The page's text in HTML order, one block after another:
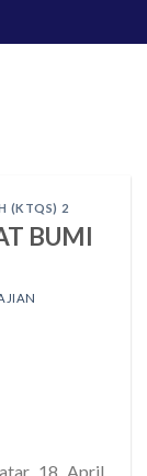
(KTQS) 2
BUMI
18 April